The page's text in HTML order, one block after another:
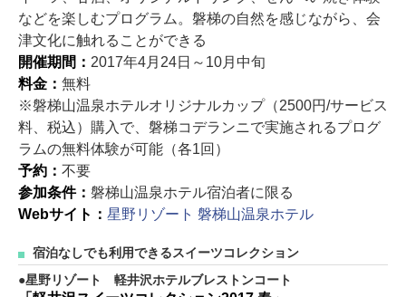
などを楽しむプログラム。磐梯の自然を感じながら、会
津文化に触れることができる
開催期間： 2017年4月24日～10月中旬
料金： 無料
※磐梯山温泉ホテルオリジナルカップ（2500円/サービス
料、税込）購入で、磐梯コデランニで実施されるプログ
ラムの無料体験が可能（各1回）
予約： 不要
参加条件： 磐梯山温泉ホテル宿泊者に限る
Webサイト： 星野リゾート 磐梯山温泉ホテル
宿泊なしでも利用できるスイーツコレクション
星野リゾート 軽井沢ホテルブレストンコート